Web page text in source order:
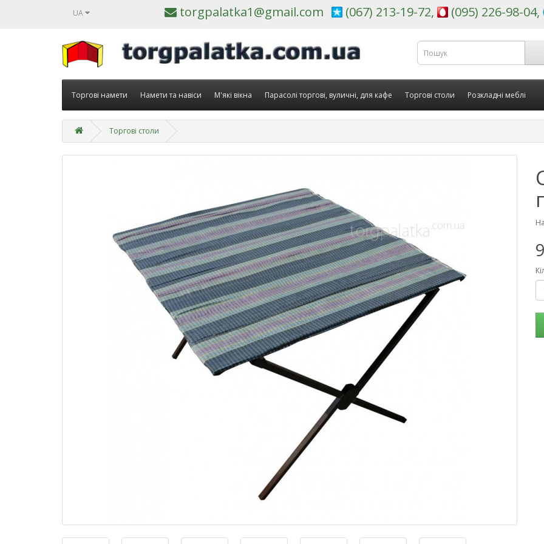
UA torgpalatka1@gmail.com (067) 213-19-72, (095) 226-98-04,
Торгові намети Намети та навіси М'які вікна Парасолі торгові, вуличні, для кафе Торгові столи Розкладні меблі
Торгові столи